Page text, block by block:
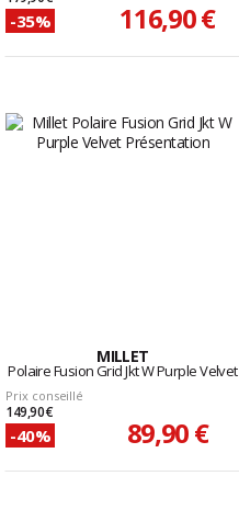
-35% 116,90 €
MILLET
Polaire Fusion Grid Jkt W Purple Velvet
Prix conseillé
149,90 €
-40% 89,90 €